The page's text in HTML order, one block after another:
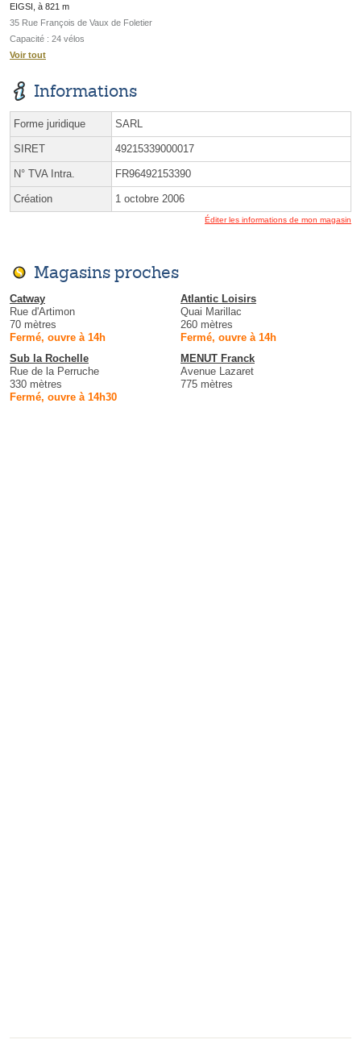
EIGSI, à 821 m
35 Rue François de Vaux de Foletier
Capacité : 24 vélos
Voir tout
Informations
Forme juridique SARL
SIRET 49215339000017
N° TVA Intra. FR96492153390
Création 1 octobre 2006
Éditer les informations de mon magasin
Magasins proches
Catway
Rue d'Artimon
70 mètres
Fermé, ouvre à 14h
Atlantic Loisirs
Quai Marillac
260 mètres
Fermé, ouvre à 14h
Sub la Rochelle
Rue de la Perruche
330 mètres
Fermé, ouvre à 14h30
MENUT Franck
Avenue Lazaret
775 mètres